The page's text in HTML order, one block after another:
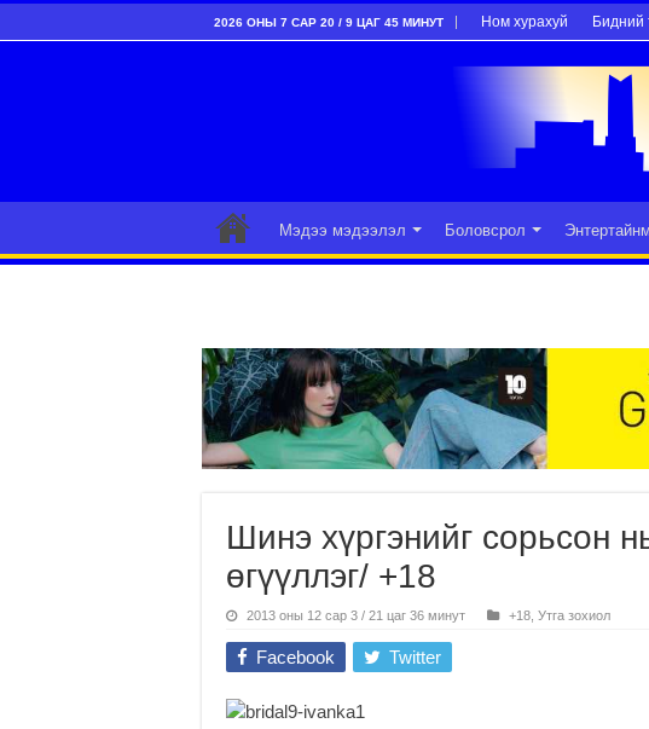
2026 ОНЫ 7 САР 20 / 9 ЦАГ 45 МИНУТ Ном хурахуй Бидний
Мэдээ мэдээлэл Боловсрол
Шинэ хүргэнийг сорьсон
өгүүллэг/ +18
2013 оны 12 сар 3 / 21 цаг 36 минут +18 Утга зохиол
Facebook Twitter